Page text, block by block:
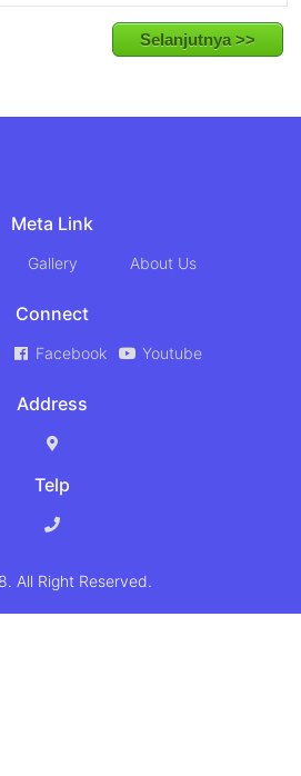
Meta Link
Gallery About Us
Connect
Facebook Youtube
Address
Telp
All Right Reserved.